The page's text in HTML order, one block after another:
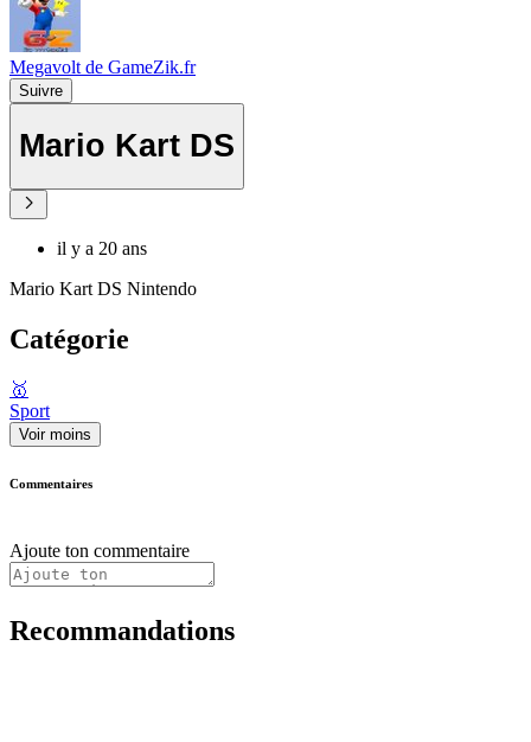
Megavolt de GameZik.fr
Suivre
Mario Kart DS
il y a 20 ans
Mario Kart DS Nintendo
Catégorie
🥇
Sport
Voir moins
Commentaires
Ajoute ton commentaire
Recommandations